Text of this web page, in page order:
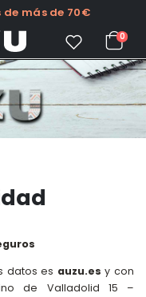
más de 70€
0
datos es auzu.es y con
de Valladolid 15 –